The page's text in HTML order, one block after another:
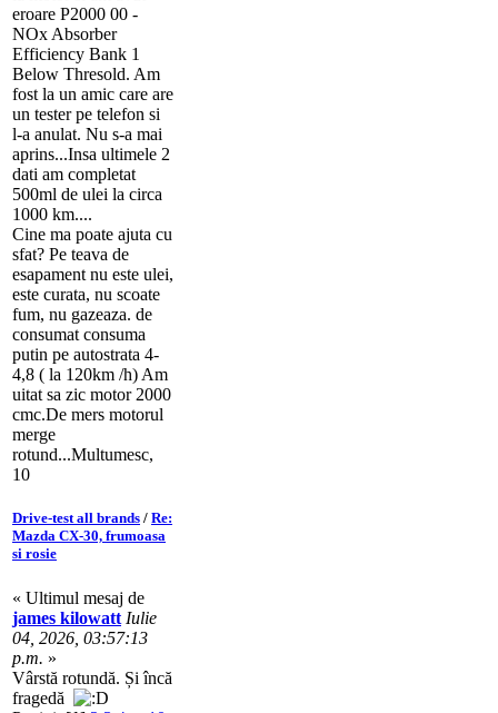
eroare P2000 00 -
NOx Absorber
Efficiency Bank 1
Below Thresold. Am
fost la un amic care are
un tester pe telefon si
l-a anulat. Nu s-a mai
aprins...Insa ultimele 2
dati am completat
500ml de ulei la circa
1000 km....
Cine ma poate ajuta cu
sfat? Pe teava de
esapament nu este ulei,
este curata, nu scoate
fum, nu gazeaza. de
consumat consuma
putin pe autostrata 4-
4,8 ( la 120km /h) Am
uitat sa zic motor 2000
cmc.De mers motorul
merge
rotund...Multumesc,
10
Drive-test all brands / Re:
Mazda CX-30, frumoasa
si rosie
« Ultimul mesaj de
james kilowatt Iulie
04, 2026, 03:57:13
p.m. »
Vârstă rotundă. Și încă
fragedă